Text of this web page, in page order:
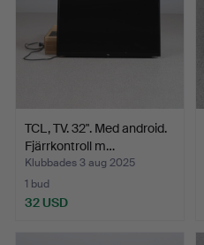
TCL, TV. 32". Med android.
Fjärrkontroll m…
Klubbades 3 aug 2025
1 bud
32 USD